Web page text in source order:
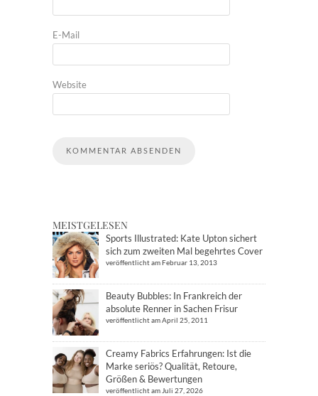
E-Mail
Website
MEISTGELESEN
Sports Illustrated: Kate Upton sichert
sich zum zweiten Mal begehrtes Cover
veröffentlicht am Februar 13, 2013
Beauty Bubbles: In Frankreich der
absolute Renner in Sachen Frisur
veröffentlicht am April 25, 2011
Creamy Fabrics Erfahrungen: Ist die
Marke seriös? Qualität, Retoure,
Größen & Bewertungen
veröffentlicht am Juli 27, 2026